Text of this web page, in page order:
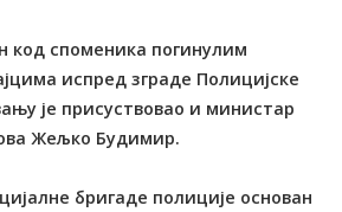
код споменика погинулим
испред зграде Полицијске
је присуствовао и министар
Жељко Будимир.
бригаде полиције основан